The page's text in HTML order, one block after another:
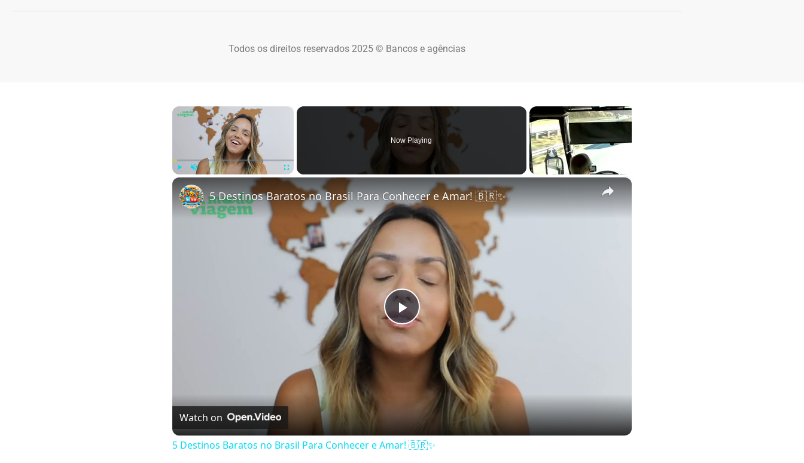
Todos os direitos reservados 2025 © Bancos e agências
×
Fullscreen
Now Playing
×
Play Video
5 Destinos Baratos no Brasil Para Conhecer e Amar! 🇧🇷✨
Watch on
5 Destinos Baratos no Brasil Para Conhecer e Amar! 🇧🇷✨